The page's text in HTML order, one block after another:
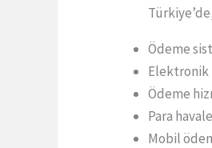
Ödeme
Elektronik
Ödeme
Para
Mobil